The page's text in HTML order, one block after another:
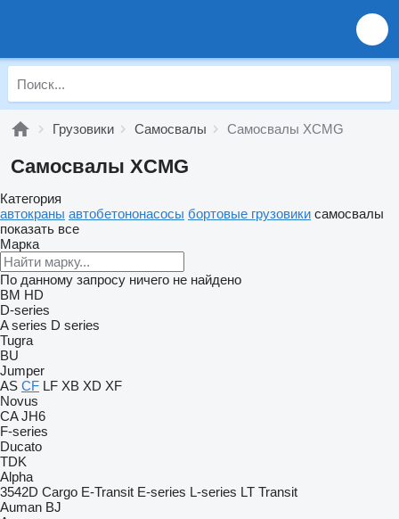
Грузовики Самосвалы Самосвалы XCMG
Самосвалы XCMG
Категория
автокраны автобетононасосы бортовые грузовики самосвалы
показать все
Марка
По данному запросу ничего не найдено
BM HD
D-series
A series D series
Tugra
BU
Jumper
AS CF LF XB XD XF
Novus
CA JH6
F-series
Ducato
TDK
Alpha
3542D Cargo E-Transit E-series L-series LT Transit
Auman BJ